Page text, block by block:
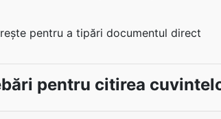
pentru a tipări documentul direct
pentru citirea